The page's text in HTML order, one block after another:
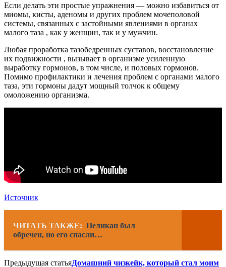
Если делать эти простые упражнения — можно избавиться от
миомы, кисты, аденомы и других проблем мочеполовой
системы, связанных с застойными явлениями в органах
малого таза , как у женщин, так и у мужчин.
Любая проработка тазобедренных суставов, восстановление
их подвижности , вызывает в организме усиленную
выработку гормонов, в том числе, и половых гормонов.
Помимо профилактики и лечения проблем с органами малого
таза, эти гормоны дадут мощный толчок к общему
омоложению организма.
Источник
ЧИТАТЬ ТАКЖЕ: Пеликан был
обречен, но его спасли…
Предыдущая статьяДомашний чизкейк, который стал моим